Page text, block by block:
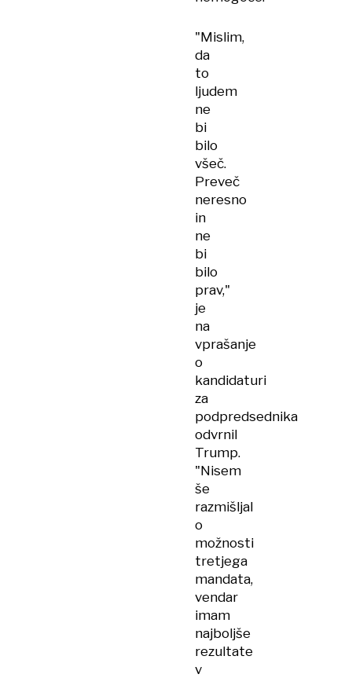
"Mislim,
da
to
ljudem
ne
bi
bilo
všeč.
Preveč
neresno
in
ne
bi
bilo
prav,"
je
na
vprašanje
o
kandidaturi
za
podpredsednika
odvrnil
Trump.
"Nisem
še
razmišljal
o
možnosti
tretjega
mandata,
vendar
imam
najboljše
rezultate
v